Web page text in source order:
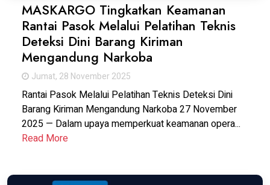
MASKARGO Tingkatkan Keamanan
Rantai Pasok Melalui Pelatihan Teknis
Deteksi Dini Barang Kiriman
Mengandung Narkoba
Jumat, 28 November 2025
Rantai Pasok Melalui Pelatihan Teknis Deteksi Dini
Barang Kiriman Mengandung Narkoba 27 November
2025 — Dalam upaya memperkuat keamanan opera...
Read More